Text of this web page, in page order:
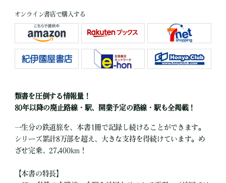
オンライン書店で購入する
類書を圧倒する情報量！
80年以降の廃止路線・駅、開業予定の路線・駅も全掲載！
一生分の鉄道旅を、本書1冊で記録し続けることができます。
シリーズ累計8万部を超え、大きな支持を得続けています。め
ざせ完乗、27,400km！
【本書の特長】